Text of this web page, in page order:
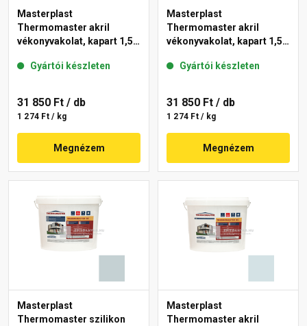
Masterplast
Thermomaster akril
vékonyvakolat, kapart 1,5
Gyártói készleten
31 850 Ft / db
1 274 Ft / kg
Megnézem
Masterplast
Thermomaster akril
vékonyvakolat, kapart 1,5
Gyártói készleten
31 850 Ft / db
1 274 Ft / kg
Megnézem
Masterplast
Thermomaster szilikon
Masterplast
Thermomaster akril